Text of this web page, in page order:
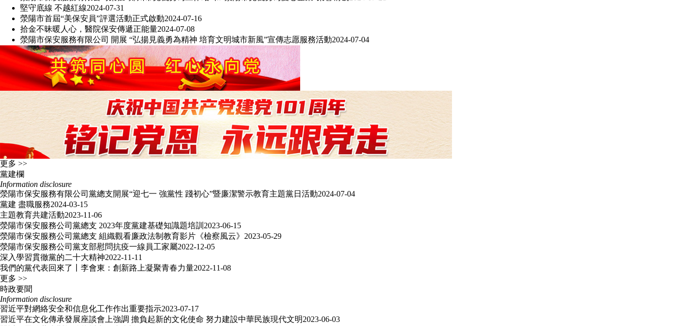
堅守底線 不越紅線2024-07-31
滎陽市首屆“美保安員”評選活動正式啟動2024-07-16
拾金不昧暖人心，醫院保安傳遞正能量2024-07-08
滎陽市保安服務有限公司 開展 “弘揚見義勇為精神 培育文明城市新風”宣傳志愿服務活動2024-07-04
更多 >>
黨建欄
Information disclosure
滎陽市保安服務有限公司黨總支開展“迎七一 強黨性 踐初心”暨廉潔警示教育主題黨日活動2024-07-04
黨建 盡職服務2024-03-15
主題教育共建活動2023-11-06
滎陽市保安服務公司黨總支 2023年度黨建基礎知識題培訓 2023-06-15
滎陽市保安服務公司黨總支 組織觀看廉政法制教育影片《檢察風云》 2023-05-29
滎陽市保安服務公司黨支部慰問抗疫一線員工家屬2022-12-05
深入學習貫徹黨的二十大精神2022-11-11
我們的黨代表回來了丨李會東：創新路上凝聚青春力量2022-11-08
更多 >>
時政要聞
Information disclosure
習近平對網絡安全和信息化工作作出重要指示2023-07-17
習近平在文化傳承發展座談會上強調 擔負起新的文化使命 努力建設中華民族現代文明2023-06-03